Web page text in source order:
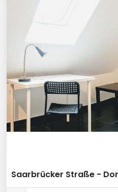
Saarbrücker Straße -